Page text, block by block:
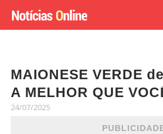
MAIONESE VERDE
A MELHOR QUE
24/07/2025